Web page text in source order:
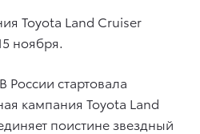
Toyota Land Cruiser
ноября.
России стартовала
кампания Toyota Land
поистине звездный